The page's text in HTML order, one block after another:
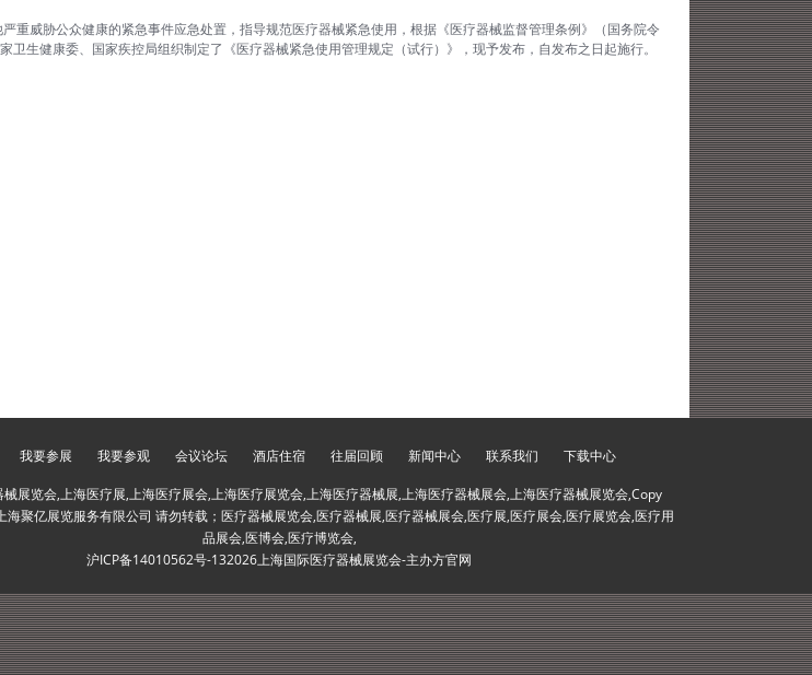
重威胁公众健康的紧急事件应急处置，指导规范医疗器械紧急使用，根据《医疗器械监督管理条例》（国务院令
卫生健康委、国家疾控局组织制定了《医疗器械紧急使用管理规定（试行）》，现予发布，自发布之日起施行。
我要参展 我要参观 会议论坛 酒店住宿 往届回顾 新闻中心 联系我们 下载中心
展览会,上海医疗展,上海医疗展会,上海医疗展览会,上海医疗器械展,上海医疗器械展会,上海医疗器械展览会,Copy
聚亿展览服务有限公司 请勿转载；医疗器械展览会,医疗器械展,医疗器械展会,医疗展,医疗展会,医疗展览会,医疗用
品展会,医博会,医疗博览会,
沪ICP备14010562号-132026上海国际医疗器械展览会-主办方官网